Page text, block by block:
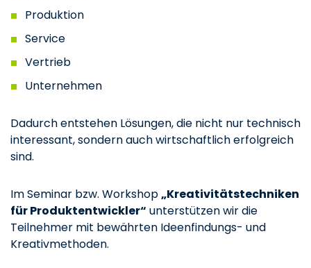
Produktion
Service
Vertrieb
Unternehmen
Dadurch entstehen Lösungen, die nicht nur technisch
interessant, sondern auch wirtschaftlich erfolgreich
sind.
Im Seminar bzw. Workshop „Kreativitätstechniken
für Produktentwickler“ unterstützen wir die
Teilnehmer mit bewährten Ideenfindungs- und
Kreativmethoden.